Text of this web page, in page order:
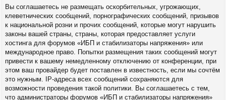
Вы соглашаетесь не размещать оскорбительных, угрожающих,
клеветнических сообщений, порнографических сообщений, призывов
к национальной розни и прочих сообщений, которые могут нарушить
законы вашей страны, страны, которая предоставляет услуги
хостинга для форумов «ИБП и стабилизаторы напряжения» или
международное право. Попытки размещения таких сообщений могут
привести к вашему немедленному отключению от конференции, при
этом ваш провайдер будет поставлен в известность, если мы сочтём
это нужным. IP-адреса всех сообщений сохраняются для
возможности проведения такой политики. Вы соглашаетесь с тем,
что администраторы форумов «ИБП и стабилизаторы напряжения»